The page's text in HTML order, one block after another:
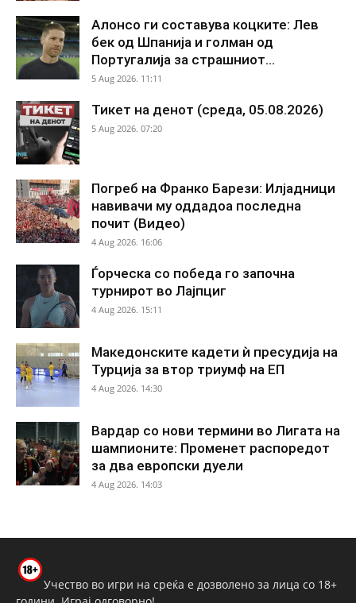
Алонсо ги составува коцките: Лев
бек од Шпанија и голман од
Португалија за страшниот...
5 Aug 2026. 11:11
Тикет на денот (среда, 05.08.2026)
5 Aug 2026. 07:20
Погреб на Франко Барези: Илјадници
навивачи му оддадоа последна
почит (Видео)
4 Aug 2026. 16:06
Ѓорческа со победа го започна
турнирот во Лајпциг
4 Aug 2026. 15:11
Македонските кадети ѝ пресудија на
Турција за втор триумф на ЕП
4 Aug 2026. 14:30
Вардар со нови термини во Лигата на
шампионите: Променет распоредот
за два европски дуели
4 Aug 2026. 14:03
Учество во игри на среќа е дозволено за лица со 18+